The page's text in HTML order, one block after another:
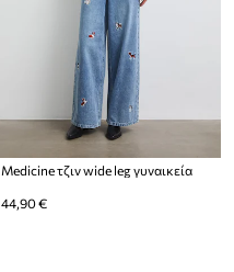
Medicine τζιν wide leg γυναικεία
44,90 €